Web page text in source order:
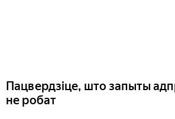
Пацвердзіце, што запыты
не робат